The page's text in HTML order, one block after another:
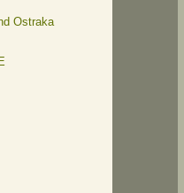
Ostraka